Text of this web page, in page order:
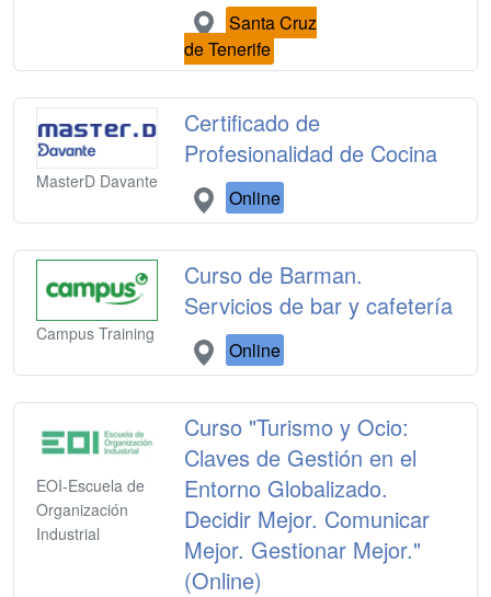
Santa Cruz
de Tenerife
MasterD Davante
Certificado de
Profesionalidad de Cocina
Online
Campus Training
Curso de Barman.
Servicios de bar y cafetería
Online
EOI-Escuela de
Organización
Industrial
Curso "Turismo y Ocio:
Claves de Gestión en el
Entorno Globalizado.
Decidir Mejor. Comunicar
Mejor. Gestionar Mejor."
(Online)